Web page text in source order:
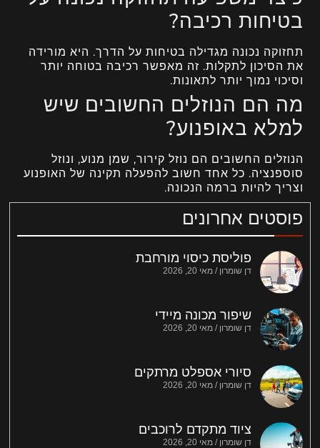
פוסטים אחרונים
פוליסת כיסוי מורחבת
דן שומרון מאי 20, 2026
שיפור מכונה מיידי
דן שומרון מאי 20, 2026
סיורי אספלט מרתקים
דן שומרון מאי 20, 2026
ציוד מתקדם לרוכבים
דן שומרון מאי 20, 2026
בטיחות רכיבה?
תחזוקה נכונה מגדילה בטיחות על הדרך. היא מורידה
את הסיכון לתקלות. זה מאפשר רכיבה בטוחה יותר
וסיכוי נמוך יותר לתאונות.
מה הם הנוזלים החשובים שיש
למלא באופנוע?
הנוזלים החשובים הם נוזל קירור, שמן מנוע, ונוזל
סוספנציה. כל אחד חשוב להפעלה תקינה של האופנוע
וצריך להיות ברמה הנכונה.